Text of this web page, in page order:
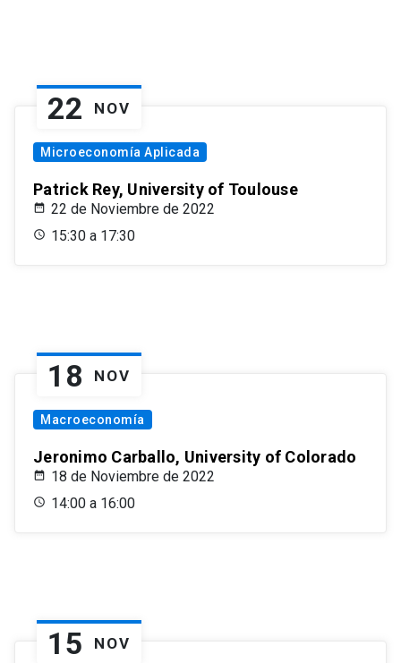
22 NOV
Microeconomía Aplicada
Patrick Rey, University of Toulouse
22 de Noviembre de 2022
15:30 a 17:30
18 NOV
Macroeconomía
Jeronimo Carballo, University of Colorado
18 de Noviembre de 2022
14:00 a 16:00
15 NOV